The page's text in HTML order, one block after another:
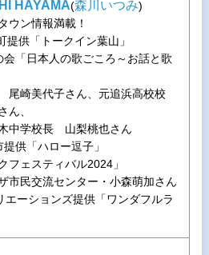
HAYAMA(森川いつみ)
ウン情報満載！
提供「トークイン葉山」
会「日本人の歌ごころ～お話と歌
崎美代子さん、元追浜高校校
、
中学校長 山梨桃也さん
供「ハロー逗子」
フェスティバル2024」
市民交流センター・小森萌加さん
エーションズ提供「ワンダフルラ